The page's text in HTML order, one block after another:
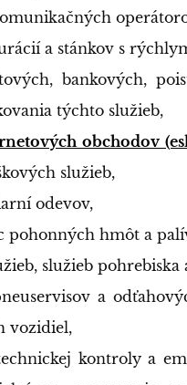
a stánkov s
bankových,
týchto služieb,
obchodov
služieb,
odevov,
pohonných hmôt a
služieb
a
vozidiel,
kontroly a